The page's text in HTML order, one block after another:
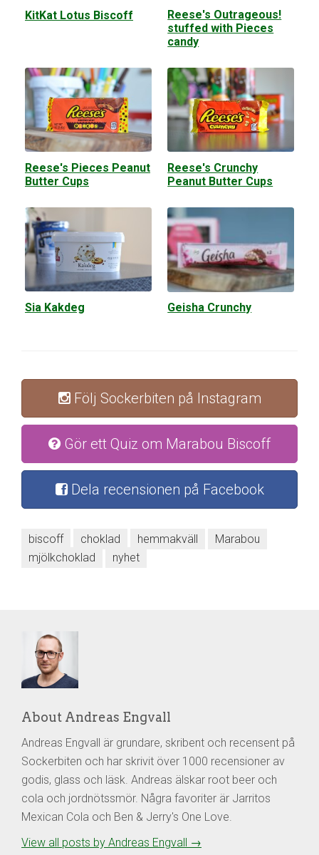
KitKat Lotus Biscoff
Reese's Outrageous!
stuffed with Pieces
candy
Reese's Pieces Peanut
Butter Cups
Reese's Crunchy
Peanut Butter Cups
Sia Kakdeg Geisha Crunchy
Följ Sockerbiten på Instagram
Gör ett Quiz om Marabou Biscoff
Dela recensionen på Facebook
biscoff choklad hemmakväll
Marabou
mjölkchoklad
nyhet
About Andreas Engvall
Andreas Engvall är grundare, skribent och recensent på
Sockerbiten och har skrivit över 1000 recensioner av
godis, glass och läsk. Andreas älskar root beer och
cola och jordnötssmör. Några favoriter är Jarritos
Mexican Cola och Ben & Jerry's One Love.
View all posts by Andreas Engvall →